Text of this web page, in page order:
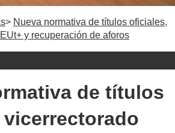
Nueva normativa de títulos oficiales,
y recuperación de aforos
de títulos